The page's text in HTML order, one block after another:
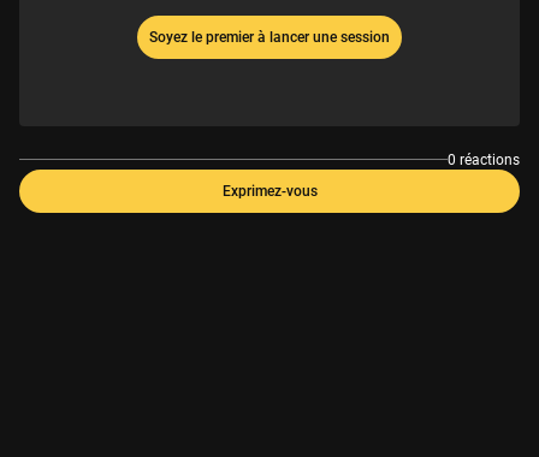
Soyez le premier à lancer une session
0 réactions
Exprimez-vous